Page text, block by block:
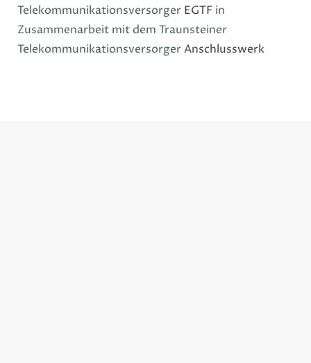
Telekommunikationsversorger EGTF in
Zusammenarbeit mit dem Traunsteiner
TelekommunikationsversorgerAnschlusswerk